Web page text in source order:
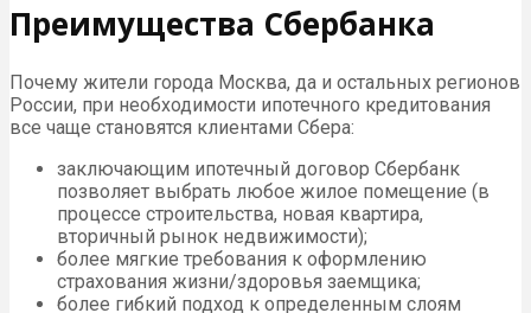
Преимущества Сбербанка
Почему жители города Москва, да и остальных регионов
России, при необходимости ипотечного кредитования
все чаще становятся клиентами Сбера:
заключающим ипотечный договор Сбербанк
позволяет выбрать любое жилое помещение (в
процессе строительства, новая квартира,
вторичный рынок недвижимости);
более мягкие требования к оформлению
страхования жизни/здоровья заемщика;
более гибкий подход к определенным слоям